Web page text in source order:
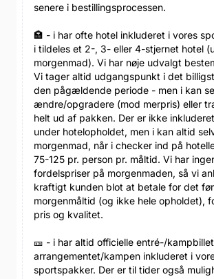
senere i bestillingsprocessen.
🏣 - i har ofte hotel inkluderet i vores
i tildeles et 2-, 3- eller 4-stjernet hotel
morgenmad). Vi har nøje udvalgt
Vi tager altid udgangspunkt i det
den pågældende periode - men i kan
ændre/opgradere (mod merpris) eller
helt ud af pakken. Der er ikke
under hotelopholdet, men i kan altid
morgenmad, når i checker ind på
75-125 pr. person pr. måltid. Vi har
fordelspriser på morgenmaden, så vi
kraftigt kunden blot at betale for det
morgenmåltid (og ikke hele opholdet),
pris og kvalitet.
🎫 - i har altid officielle entré-/
arrangementet/kampen inkluderet i
sportspakker. Der er til tider også